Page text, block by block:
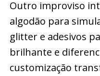
Outro improviso
algodão para
glitter e adesivos
brilhante e
customização